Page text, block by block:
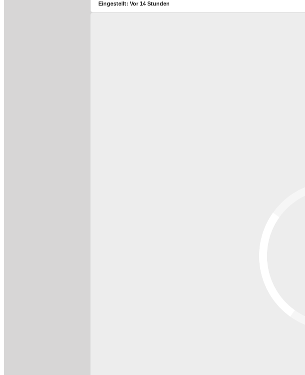
Eingestellt: Vor 14 Stunden